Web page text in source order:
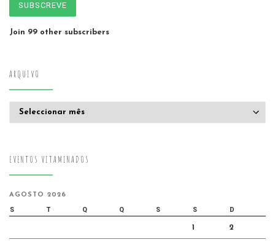
SUBSCREVE
Join 99 other subscribers
ARQUIVO
EVENTOS VITAMINADOS
AGOSTO 2026
S T Q Q S S D
1 2